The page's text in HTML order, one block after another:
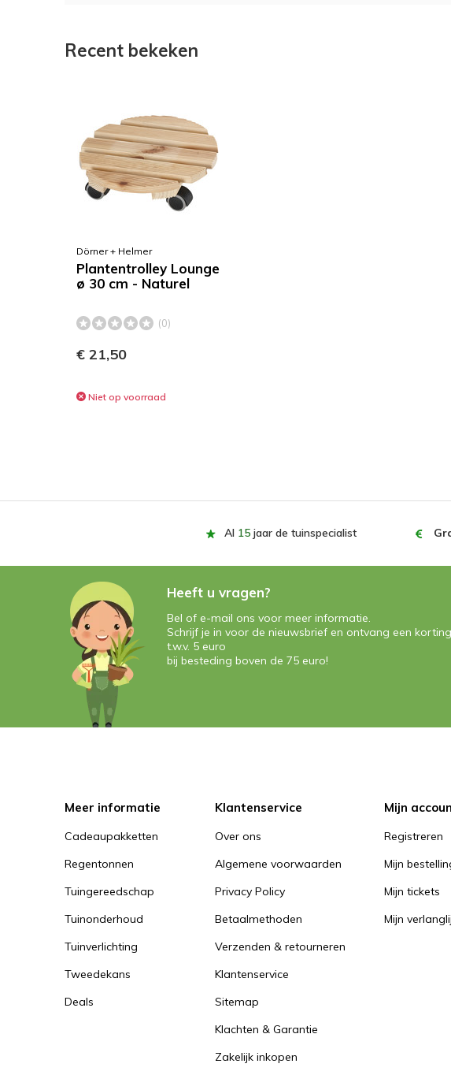
Recent bekeken
Dörner + Helmer
Plantentrolley Lounge
ø 30 cm - Naturel
(0)
€ 21,50
Niet op voorraad
Al 15 jaar de tuinspecialist
Heeft u vragen?
Bel of e-mail ons voor meer informatie.
Schrijf je in voor de nieuwsbrief en ontvang een
t.w.v. 5 euro
bij besteding boven de 75 euro!
Meer informatie
Cadeaupakketten
Regentonnen
Tuingereedschap
Tuinonderhoud
Tuinverlichting
Tweedekans
Deals
Klantenservice
Over ons
Algemene voorwaarden
Privacy Policy
Betaalmethoden
Verzenden & retourneren
Klantenservice
Sitemap
Klachten & Garantie
Zakelijk inkopen
Mijn
Registreren
Mijn
Mijn tickets
Mijn